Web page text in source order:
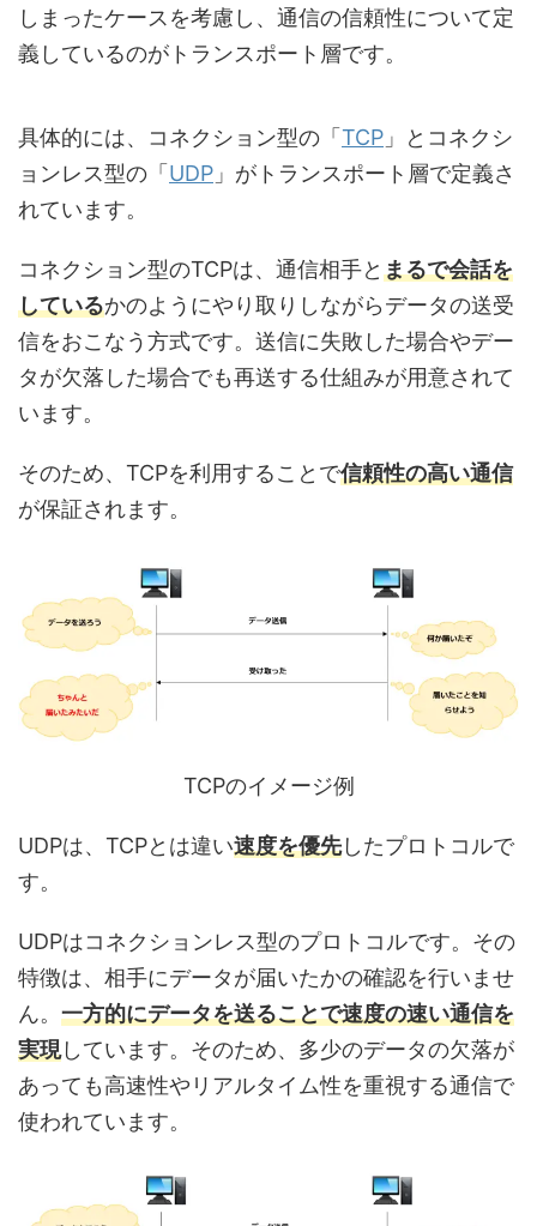
しまったケースを考慮し、通信の信頼性について定
義しているのがトランスポート層です。
具体的には、コネクション型の「 TCP 」とコネクシ
ョンレス型の「 UDP 」がトランスポート層で定義さ
れています。
コネクション型のTCPは、通信相手とまるで会話を
しているかのようにやり取りしながらデータの送受
信をおこなう方式です。送信に失敗した場合やデー
タが欠落した場合でも再送する仕組みが用意されて
います。
そのため、TCPを利用することで信頼性の高い通信
が保証されます。
TCPのイメージ例
UDPは、TCPとは違い速度を優先したプロトコルで
す。
UDPはコネクションレス型のプロトコルです。その
特徴は、相手にデータが届いたかの確認を行いませ
ん。 一方的にデータを送ることで速度の速い通信を
実現しています。そのため、多少のデータの欠落が
あっても高速性やリアルタイム性を重視する通信で
使われています。